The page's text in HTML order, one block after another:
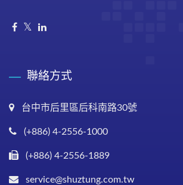
聯絡方式
台中市后里區后科南路30號
(+886) 4-2556-1000
(+886) 4-2556-1889
service@shuztung.com.tw